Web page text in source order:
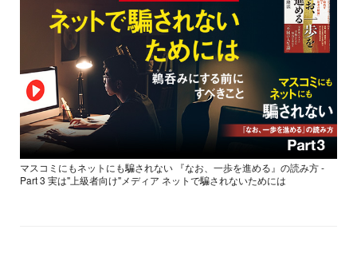
マスコミにもネットにも騙されない 『なお、一歩を進める』の読み方 -
Part 3 実は"上級者向け"メディア ネットで騙されないためには